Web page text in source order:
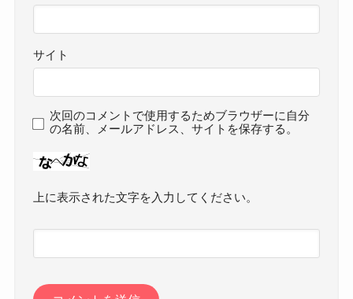
サイト
次回のコメントで使用するためブラウザーに自分
の名前、メールアドレス、サイトを保存する。
上に表示された文字を入力してください。